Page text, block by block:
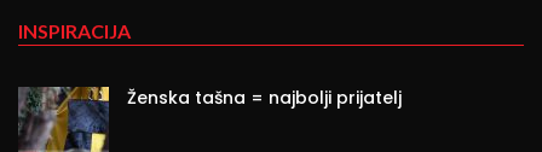
INSPIRACIJA
Ženska tašna = najbolji prijatelj